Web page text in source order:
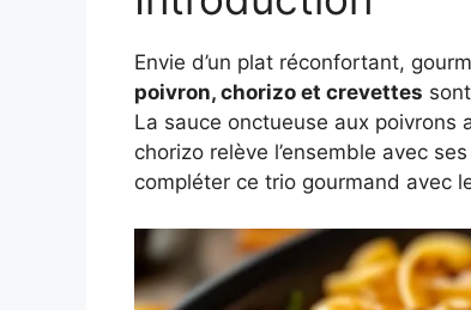
Envie d’un plat réconfortant,
poivron, chorizo et crevettes
La sauce onctueuse aux
chorizo relève l’ensemble avec
compléter ce trio gourmand avec